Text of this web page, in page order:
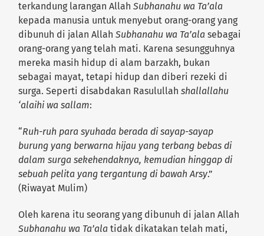
terkandung larangan AllahSubhanahu wa Ta’ala
kepada manusia untuk menyebut orang-orang yang
dibunuh di jalan AllahSubhanahu wa Ta’ala sebagai
orang-orang yang telah mati. Karena sesungguhnya
mereka masih hidup di alam barzakh, bukan
sebagai mayat, tetapi hidup dan diberi rezeki di
surga. Seperti disabdakan Rasulullahshallallahu
‘alaihi wa sallam:
“Ruh-ruh para syuhada berada di sayap-sayap
burung yang berwarna hijau yang terbang bebas di
dalam surga sekehendaknya, kemudian hinggap di
sebuah pelita yang tergantung di bawah Arsy.”
(Riwayat Mulim)
Oleh karena itu seorang yang dibunuh di jalan Allah
Subhanahu wa Ta’ala tidak dikatakan telah mati,